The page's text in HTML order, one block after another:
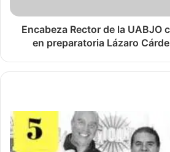
Encabeza Rector de la UABJO
en preparatoria Lázaro